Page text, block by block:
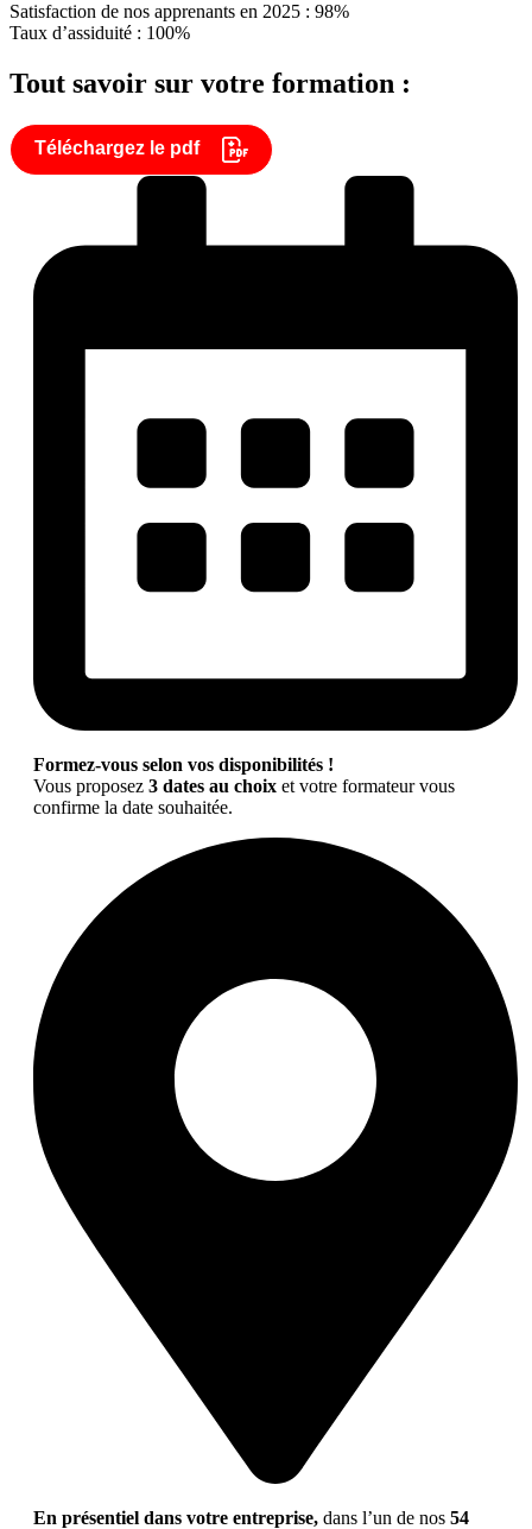
Satisfaction de nos apprenants en 2025 : 98%
Taux d’assiduité : 100%
Tout savoir sur votre formation :
Téléchargez le pdf
Formez-vous selon vos disponibilités !
Vous proposez 3 dates au choix et votre formateur vous
confirme la date souhaitée.
En présentiel dans votre entreprise, dans l’un de nos 54